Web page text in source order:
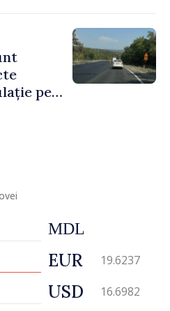
pe
MDL
EUR 19.6237
USD 16.6982